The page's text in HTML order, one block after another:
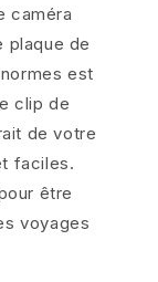
caméra
plaque de
est
clip de
de votre
faciles.
être
voyages